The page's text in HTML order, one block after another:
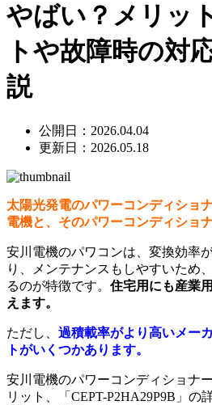
やばい？メリッ
トや故障時の対
説
公開日：2026.04.04
更新日：2026.05.18
太陽光発電のパワーコンディショ
電機と、そのパワーコンディショ
安川電機のパワコンは、変換効率
り、メンテナンスもしやすいため
るのが特徴です。 住宅用にも産業
えます。
ただし、 過積載率がより高いメー
トがいくつかあります。
安川電機のパワーコンディショナ
リット、「CEPT-P2HA29P9B」の